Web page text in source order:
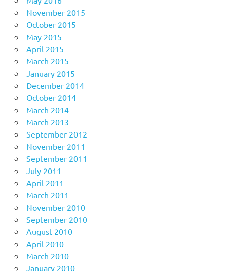
November 2015
October 2015
May 2015
April 2015
March 2015
January 2015
December 2014
October 2014
March 2014
March 2013
September 2012
November 2011
September 2011
July 2011
April 2011
March 2011
November 2010
September 2010
August 2010
April 2010
March 2010
January 2010